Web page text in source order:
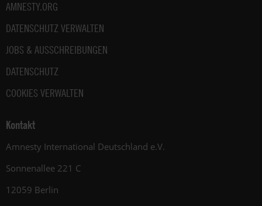
AMNESTY.ORG
DATENSCHUTZ VERWALTEN
JOBS & AUSSCHREIBUNGEN
DATENSCHUTZ
COOKIES VERWALTEN
Kontakt
Amnesty International Deutschland e.V.
Sonnenallee 221 C
12059 Berlin